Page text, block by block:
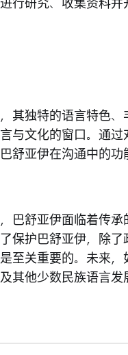
行研究、收集资料
其独特的语言特色
与文化的窗口。通
舒亚伊在沟通中的
巴舒亚伊面临着传
保护巴舒亚伊，除
至关重要的。未来
其他少数民族语言发